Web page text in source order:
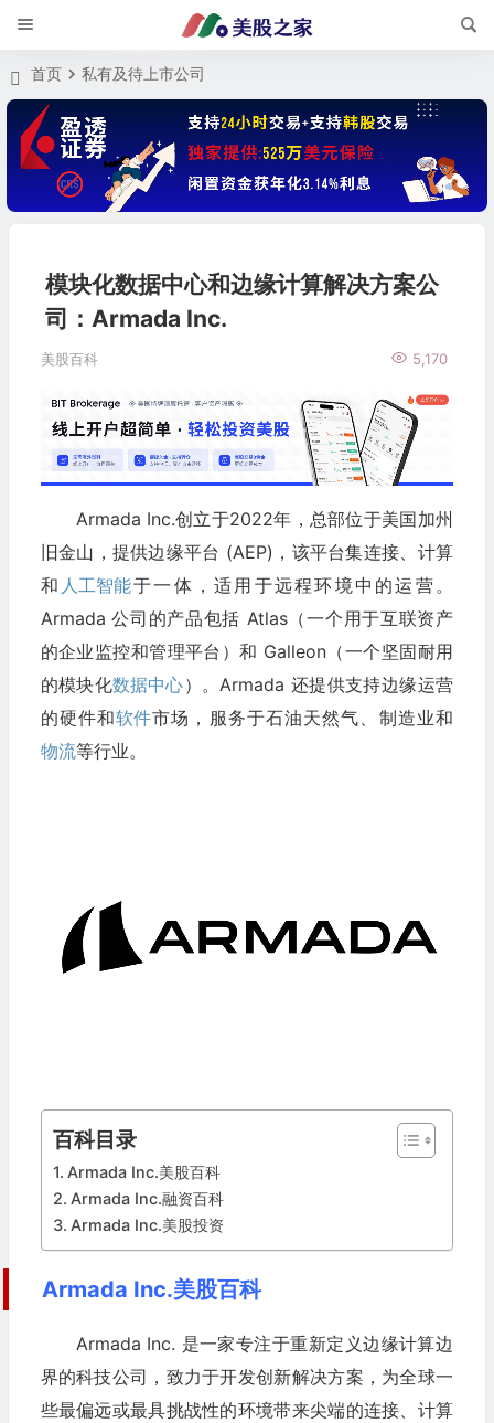
首页 私有及待上市公司
模块化数据中心和边缘计算解决方案公
司：Armada Inc.
美股百科 5,170
Armada Inc.创立于2022年，总部位于美国加州
旧金山，提供边缘平台 (AEP)，该平台集连接、计算
和 人工智能于一体，适用于远程环境中的运营。
Armada 公司的产品包括 Atlas（一个用于互联资产
的企业监控和管理平台）和 Galleon（一个坚固耐用
的模块化数据中心）。Armada 还提供支持边缘运营
的硬件和软件市场，服务于石油天然气、制造业和
物流等行业。
百科目录
Armada Inc.美股百科
Armada Inc.融资百科
Armada Inc.美股投资
Armada Inc.美股百科
Armada Inc. 是一家专注于重新定义边缘计算边
界的科技公司，致力于开发创新解决方案，为全球一
些最偏远或最具挑战性的环境带来尖端的连接、计算